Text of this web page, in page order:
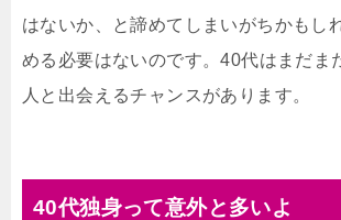
はないか、と諦めてしまいがちかもし
める必要はないのです。40代はまだま
人と出会えるチャンスがあります。
40代独身って意外と多いよ